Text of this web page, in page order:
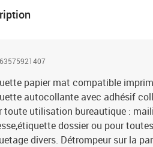
papier mat compatible
autocollante avec adhésif
toute utilisation bureautique :
dossier ou pour
divers. Détrompeur sur la